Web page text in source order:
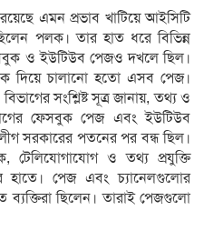
এমন প্রভাব খাটিয়ে আইসিটি
পলক। তার হাত ধরে বিভিন্ন
ও ইউটিউব পেজও দখলে ছিল।
দিয়ে চালানো হতো এসব পেজ।
সংশ্লিষ্ট সূত্র জানায়, তথ্য ও
ফেসবুক পেজ এবং ইউটিউব
সরকারের পতনের পর বন্ধ ছিল।
টেলিযোগাযোগ ও তথ্য প্রযুক্তি
হাতে। পেজ এবং চ্যানেলগুলোর
ব্যক্তিরা ছিলেন। তারাই পেজগুলো